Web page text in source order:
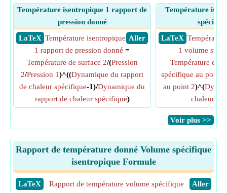
Température isentropique 1 rapport de
pression donné
​ LaTeX
​ Aller
Température isentropique
1 rapport de pression donné =
Température de surface 2/(Pression
2/Pression 1)^((Dynamique du rapport
de chaleur spécifique-1)/Dynamique du
rapport de chaleur spécifique)
Température
​ LaTeX
1 volume
Température de
spécifique au point 1
au point 2)^(
chaleur
​Voir plus >>
Rapport de température donné Volume spécifique
isentropique Formule
​LaTeX ​Aller
Rapport de température volume spécifique